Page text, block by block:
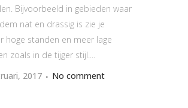
Bijvoorbeeld in gebieden waar
nat en drassig is zie je
hoge standen en meer lage
zoals in de tijger stijl....
2017
No comment